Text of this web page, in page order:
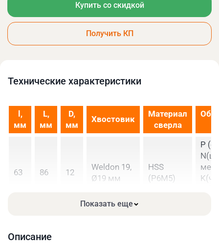
Купить со скидкой
Получить КП
Технические xарактеристики
l,
мм
L,
мм
D,
мм
Хвостовик
Материал
сверла
63 86 12
Weldon 19,
Ø19 мм
HSS
(Р6М5)
P
Показать еще
Описание